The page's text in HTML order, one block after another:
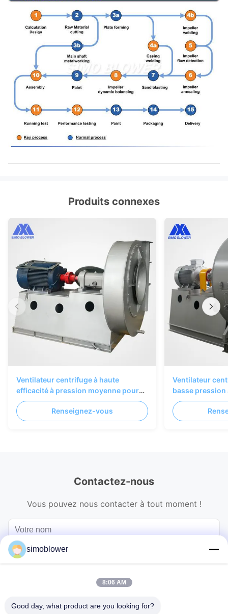
Produits connexes
Ventilateur centrifuge à haute
efficacité à pression moyenne pour
les systèmes de ventilation et de
collecte de poussière industriels
Renseignez-vous
Ventilateur
basse pression
les
Contactez-nous
Vous pouvez nous contacter à tout moment !
simoblower
8:06 AM
Good day, what product are you looking for?